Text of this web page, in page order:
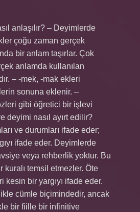
anlaşılır? – Deyimlerde
çoğu zaman gerçek
bir anlam taşırlar. Çok
anlamda kullanılan
– -mek, -mak ekleri
sonuna eklenir. –
gibi öğretici bir işlevi
deyimi nasıl ayırt edilir?
ve durumları ifade eder;
ifade eder. Deyimlerde
veya rehberlik yoktur. Bu
kuralı temsil etmezler. Öte
kesin bir yargıyı ifade eder.
cümle biçimindedir, ancak
bir fiille bir infinitive